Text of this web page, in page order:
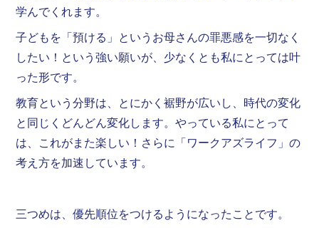
学んでくれます。
子どもを「預ける」というお母さんの罪悪感を一切なく
したい！という強い願いが、少なくとも私にとっては叶
った形です。
教育という分野は、とにかく裾野が広いし、時代の変化
と同じくどんどん変化します。やっている私にとって
は、これがまた楽しい！さらに「ワークアズライフ」の
考え方を加速しています。
三つめは、優先順位をつけるようになったことです。